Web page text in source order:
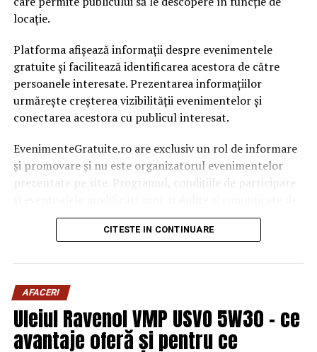
locație.
Platforma afișează informații despre evenimentele
gratuite și facilitează identificarea acestora de către
persoanele interesate. Prezentarea informațiilor
urmărește creșterea vizibilității evenimentelor și
conectarea acestora cu publicul interesat.
EvenimenteGratuite.ro are exclusiv un rol de informare
și promovare și nu este organizatorul evenimentelor
prezentate pe site. Programul, condițiile de participare
organizatorii fiecărui eveniment.
înainte de participare.
Organizatorii care doresc să crească vizibilitatea unui
eveniment cu acces gratuit pot solicita o ofertă de
promovare din partea echipei EvenimenteGratuite.ro.
Adresa de contact este salut@evenimentegratuite.ro
CITESTE IN CONTINUARE
AFACERI
Uleiul Ravenol VMP USVO 5W30 – ce
avantaje oferă și pentru ce